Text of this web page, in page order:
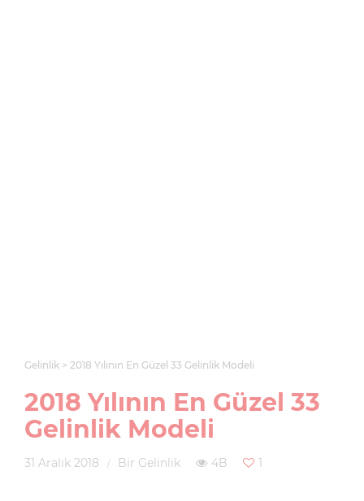
Gelinlik 2018 Yılının En Güzel 33 Gelinlik Modeli
2018 Yılının En Güzel 33
Gelinlik Modeli
31 Aralık 2018 Bir Gelinlik 4B 1